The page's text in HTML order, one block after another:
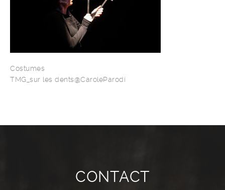
Costumes
TMG_sur les dents@CaroleParodi
CONTACT